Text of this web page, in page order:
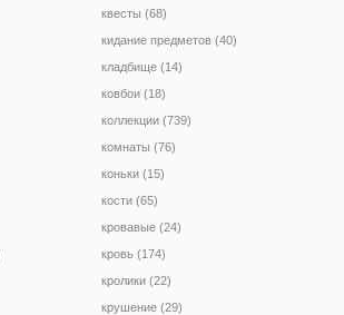
квесты (68)
кидание предметов (40)
кладбище (14)
ковбои (18)
коллекции (739)
комнаты (76)
коньки (15)
кости (65)
кровавые (24)
кровь (174)
кролики (22)
крушение (29)